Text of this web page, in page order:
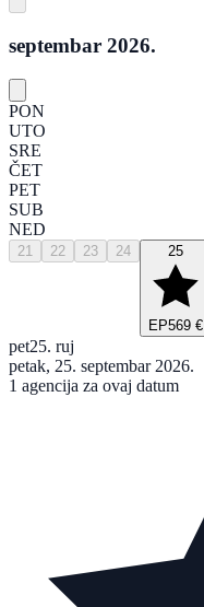
septembar 2026.
PON
UTO
SRE
ČET
PET
SUB
NED
21 22 23 24 25
EP569 €
pet25. ruj
petak, 25. septembar 2026.
1 agencija za ovaj datum